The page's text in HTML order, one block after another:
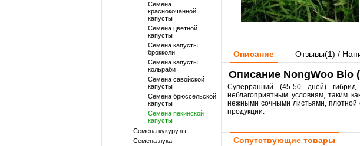
Семена
краснокочанной
капусты
Семена цветной
капусты
Семена капусты
брокколи
Семена капусты
кольраби
Семена савойской
капусты
Семена брюссельской
капусты
Семена пекинской
капусты
Семена кукурузы
Семена лука
Описание Отзывы(1) /
Описание NongWoo Bio
Суперранний (45-50 дней) гибрид
неблагоприятным условиям, таким
нежными сочными листьями, плотной
продукции.
Сопутствующие товары